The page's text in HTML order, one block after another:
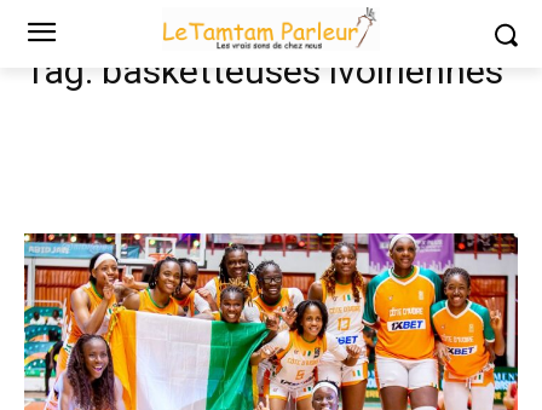
Tags Basketteuses ivoiriennes
Tag: basketteuses ivoiriennes